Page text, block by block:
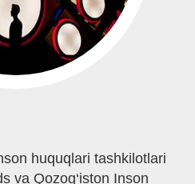
huquqlari tashkilotlari
va Qozog‘iston Inson